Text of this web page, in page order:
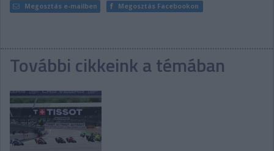
Megosztás e-mailben Megosztás Facebookon
További cikkeink a témában